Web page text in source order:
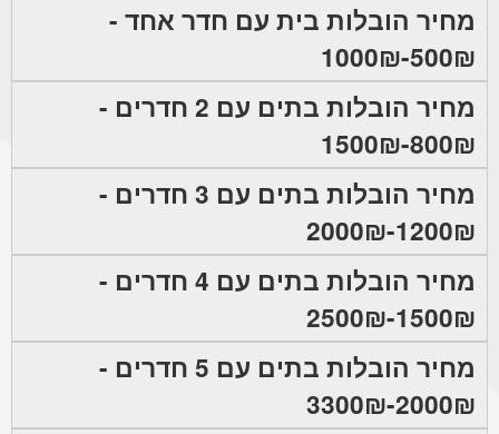
מחיר הובלות בית עם חדר אחד -
500₪-1000₪
מחיר הובלות בתים עם 2 חדרים -
800₪-1500₪
מחיר הובלות בתים עם 3 חדרים -
1200₪-2000₪
מחיר הובלות בתים עם 4 חדרים -
1500₪-2500₪
מחיר הובלות בתים עם 5 חדרים -
2000₪-3300₪